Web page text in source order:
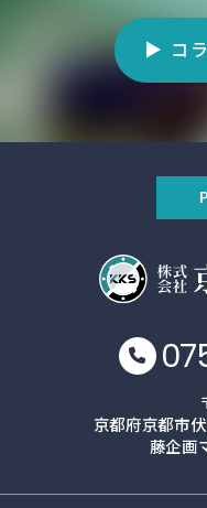
▶ コ
京都府京都市
藤企画